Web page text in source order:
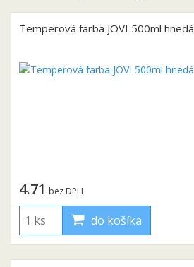
Temperová farba JOVI 500ml hnedá
4.71 bez DPH
do košíka